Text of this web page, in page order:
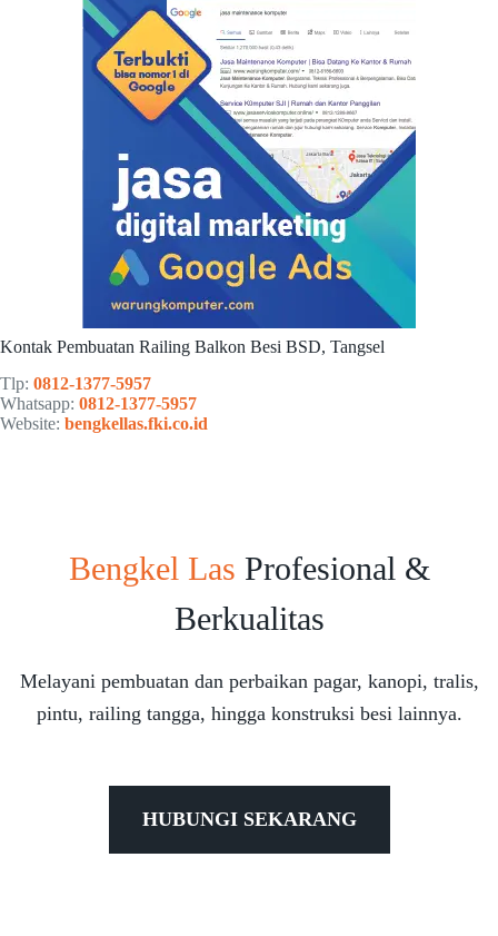
Kontak Pembuatan Railing Balkon Besi BSD, Tangsel
Tlp: 0812-1377-5957
Whatsapp: 0812-1377-5957
Website: bengkellas.fki.co.id
Bengkel Las Profesional &
Berkualitas
Melayani pembuatan dan perbaikan pagar, kanopi, tralis,
pintu, railing tangga, hingga konstruksi besi lainnya.
HUBUNGI SEKARANG